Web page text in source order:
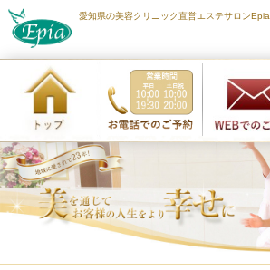
愛知県の美容クリニック直営エステサロンEpia